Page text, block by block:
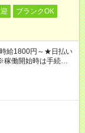
ブランクOK
給1800円～★日払い
働開始時は手続き完